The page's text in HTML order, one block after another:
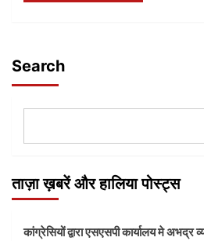
Search
ताज़ा ख़बरें और हालिया पोस्ट्स
कांग्रेसियों द्वारा एसएसपी कार्यालय मे अभद्र